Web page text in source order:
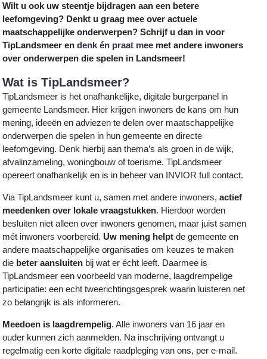
Wilt u ook uw steentje bijdragen aan een betere
leefomgeving? Denkt u graag mee over actuele
maatschappelijke onderwerpen? Schrijf u dan in voor
TipLandsmeer endenk én praat mee met andere inwoners
over onderwerpen die spelen in Landsmeer!
Wat is TipLandsmeer?
TipLandsmeer is het onafhankelijke, digitale burgerpanel in
gemeente Landsmeer. Hier krijgen inwoners de kans om hun
mening, ideeën en adviezen te delen over maatschappelijke
onderwerpen die spelen in hun gemeente en directe
leefomgeving. Denk hierbij aan thema’s als groen in de wijk,
afvalinzameling, woningbouw of toerisme. TipLandsmeer
opereert onafhankelijk en is in beheer van INVIOR full contact.
Via TipLandsmeer kunt u, samen met andere inwoners,actief
meedenken over lokale vraagstukken. Hierdoor worden
besluiten niet alleen over inwoners genomen, maar juist samen
mét inwoners voorbereid. Uw mening helpt de gemeente en
andere maatschappelijke organisaties om keuzes te maken
die beter aansluiten bij wat er écht leeft. Daarmee is
TipLandsmeer een voorbeeld van moderne, laagdrempelige
participatie: een echt tweerichtingsgesprek waarin luisteren net
zo belangrijk is als informeren.
Meedoen is laagdrempelig. Alle inwoners van 16 jaar en
ouder kunnen zich aanmelden. Na inschrijving ontvangt u
regelmatig een korte digitale raadpleging van ons, per e-mail.